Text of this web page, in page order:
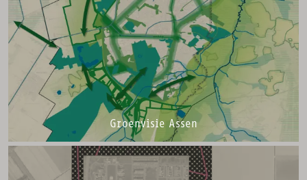
Groenvisie Assen